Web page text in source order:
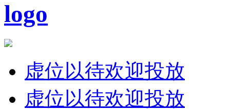
logo
虚位以待欢迎投放
虚位以待欢迎投放